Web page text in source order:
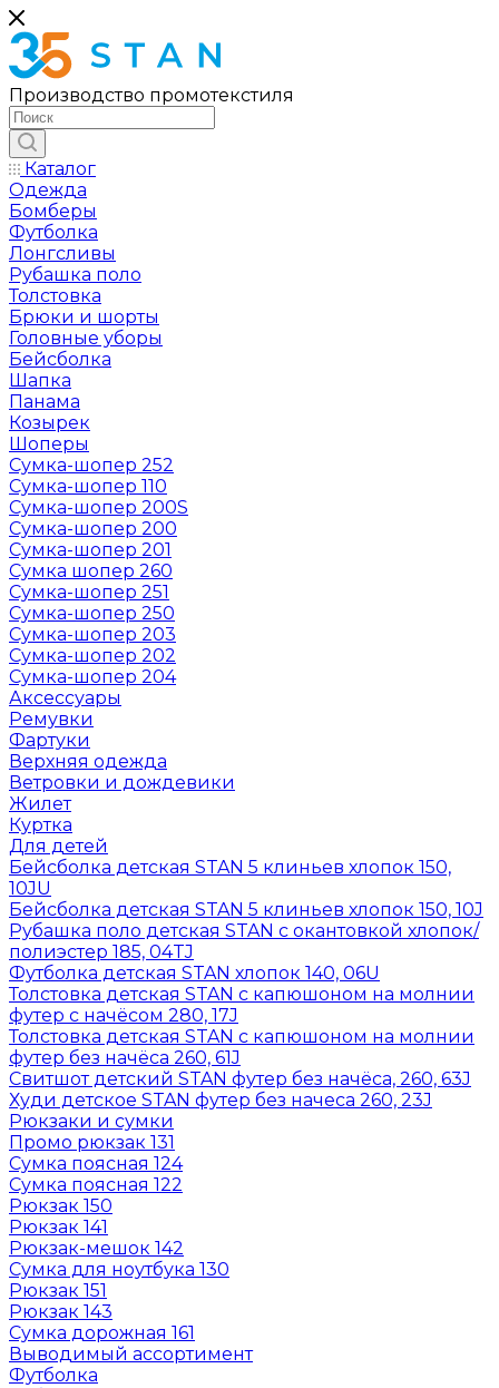
Производство промотекстиля
Каталог
Одежда
Бомберы
Футболка
Лонгсливы
Рубашка поло
Толстовка
Брюки и шорты
Головные уборы
Бейсболка
Шапка
Панама
Козырек
Шоперы
Сумка-шопер 252
Сумка-шопер 110
Сумка-шопер 200S
Сумка-шопер 200
Сумка-шопер 201
Сумка шопер 260
Сумка-шопер 251
Сумка-шопер 250
Сумка-шопер 203
Сумка-шопер 202
Сумка-шопер 204
Аксессуары
Ремувки
Фартуки
Верхняя одежда
Ветровки и дождевики
Жилет
Куртка
Для детей
Бейсболка детская STAN 5 клиньев хлопок 150,
10JU
Бейсболка детская STAN 5 клиньев хлопок 150, 10J
Рубашка поло детская STAN с окантовкой хлопок/
полиэстер 185, 04TJ
Футболка детская STAN хлопок 140, 06U
Толстовка детская STAN с капюшоном на молнии
футер с начёсом 280, 17J
Толстовка детская STAN с капюшоном на молнии
футер без начёса 260, 61J
Свитшот детский STAN футер без начёса, 260, 63J
Худи детское STAN футер без начеса 260, 23J
Рюкзаки и сумки
Промо рюкзак 131
Сумка поясная 124
Сумка поясная 122
Рюкзак 150
Рюкзак 141
Рюкзак-мешок 142
Сумка для ноутбука 130
Рюкзак 151
Рюкзак 143
Сумка дорожная 161
Выводимый ассортимент
Футболка